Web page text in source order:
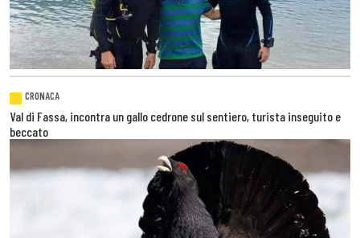
CRONACA
Val di Fassa, incontra un gallo cedrone sul sentiero, turista inseguito e
beccato